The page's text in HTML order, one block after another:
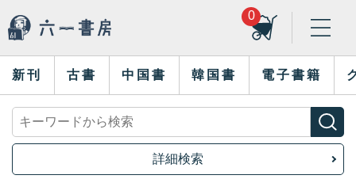
0
新刊 古書 中国書 韓国書 電子書籍
詳細検索